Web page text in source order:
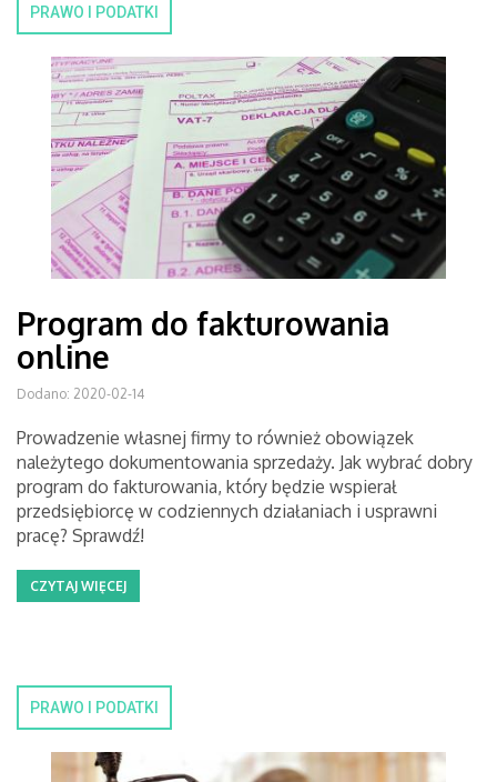
PRAWO I PODATKI
Program do fakturowania
online
Dodano: 2020-02-14
Prowadzenie własnej firmy to również obowiązek
należytego dokumentowania sprzedaży. Jak wybrać dobry
program do fakturowania, który będzie wspierał
przedsiębiorcę w codziennych działaniach i usprawni
pracę? Sprawdź!
CZYTAJ WIĘCEJ
PRAWO I PODATKI